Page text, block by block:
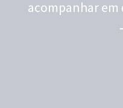
acompanhar